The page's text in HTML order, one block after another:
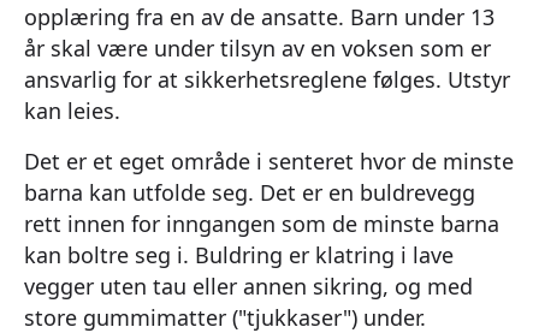
opplæring fra en av de ansatte. Barn under 13
år skal være under tilsyn av en voksen som er
ansvarlig for at sikkerhetsreglene følges. Utstyr
kan leies.
Det er et eget område i senteret hvor de minste
barna kan utfolde seg. Det er en buldrevegg
rett innen for inngangen som de minste barna
kan boltre seg i. Buldring er klatring i lave
vegger uten tau eller annen sikring, og med
store gummimatter ("tjukkaser") under.